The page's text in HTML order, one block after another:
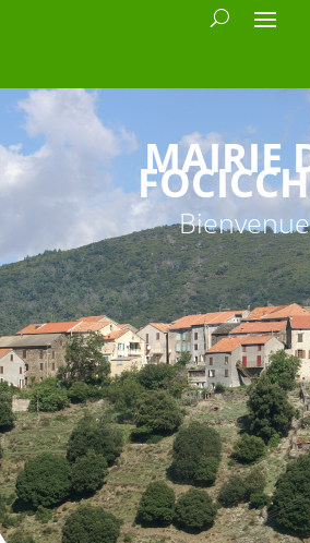
MAIRIE
Bienvenue